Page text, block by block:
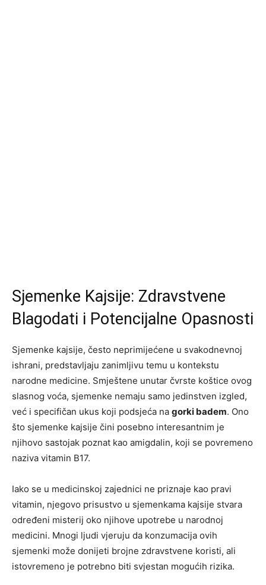
Sjemenke Kajsije: Zdravstvene
Blagodati i Potencijalne Opasnosti
Sjemenke kajsije, često neprimijećene u svakodnevnoj
ishrani, predstavljaju zanimljivu temu u kontekstu
narodne medicine. Smještene unutar čvrste koštice ovog
slasnog voća, sjemenke nemaju samo jedinstven izgled,
već i specifičan ukus koji podsjeća na gorki badem. Ono
što sjemenke kajsije čini posebno interesantnim je
njihovo sastojak poznat kao amigdalin, koji se povremeno
naziva vitamin B17.
Iako se u medicinskoj zajednici ne priznaje kao pravi
vitamin, njegovo prisustvo u sjemenkama kajsije stvara
određeni misterij oko njihove upotrebe u narodnoj
medicini. Mnogi ljudi vjeruju da konzumacija ovih
sjemenki može donijeti brojne zdravstvene koristi, ali
istovremeno je potrebno biti svjestan mogućih rizika.